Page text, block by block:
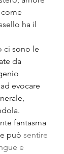
ha il
ci sono le
da
evocare
fantasma
può sentire
e